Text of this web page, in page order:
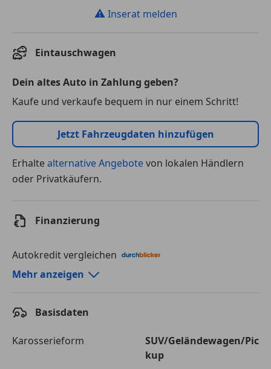
⚠ Inserat melden
Eintauschwagen
Dein altes Auto in Zahlung geben?
Kaufe und verkaufe bequem in nur einem Schritt!
Jetzt Fahrzeugdaten hinzufügen
Erhaltealternative Angebotevon lokalen Händlern
oder Privatkäufern.
Finanzierung
Autokredit vergleichen
Autokredit-Rechner von durchblicker.at
120 Monate
Mehr anzeigen
Basisdaten
Karosserieform
SUV/Geländewagen/Pic
kup